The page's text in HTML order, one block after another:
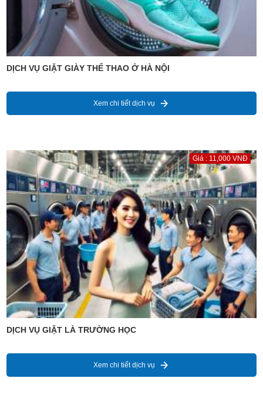
DỊCH VỤ GIẶT GIÀY THỂ THAO Ở HÀ NỘI
Xem chi tiết dịch vụ
Giá : 11,000 VNĐ
DỊCH VỤ GIẶT LÀ TRƯỜNG HỌC
Xem chi tiết dịch vụ